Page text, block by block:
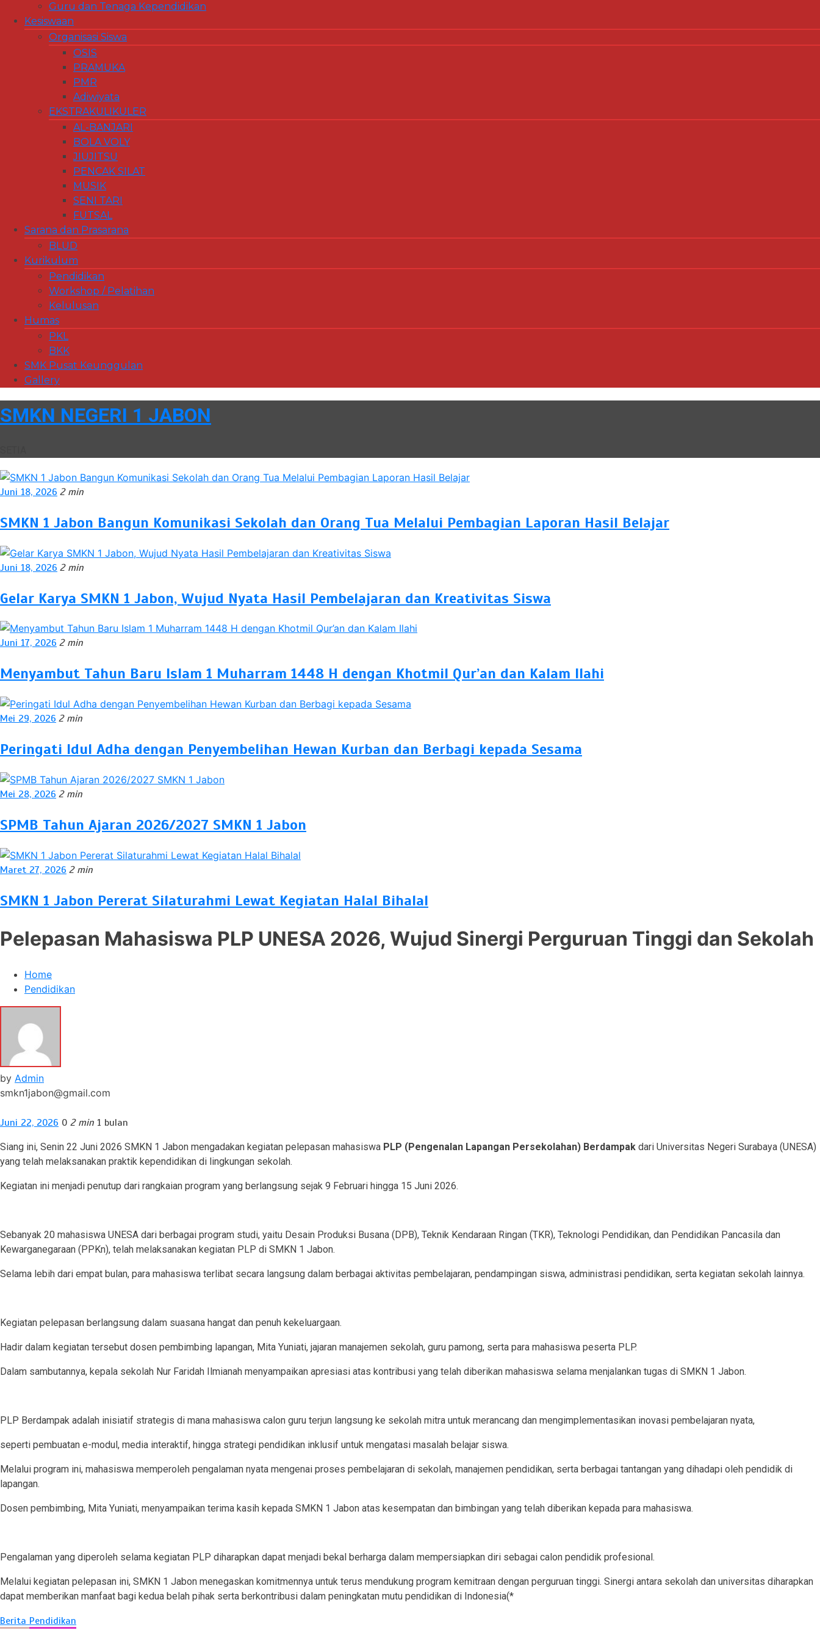
Guru dan Tenaga Kependidikan
Kesiswaan
Organisasi Siswa
OSIS
PRAMUKA
PMR
Adiwiyata
EKSTRAKULIKULER
AL-BANJARI
BOLA VOLY
JIUJITSU
PENCAK SILAT
MUSIK
SENI TARI
FUTSAL
Sarana dan Prasarana
BLUD
Kurikulum
Pendidikan
Workshop / Pelatihan
Kelulusan
Humas
PKL
BKK
SMK Pusat Keunggulan
Gallery
SMKN NEGERI 1 JABON
Juni 18, 2026 2 min
SMKN 1 Jabon Bangun Komunikasi Sekolah dan Orang Tua Melalui Pembagian Laporan Hasil Belajar
Juni 18, 2026 2 min
Gelar Karya SMKN 1 Jabon, Wujud Nyata Hasil Pembelajaran dan Kreativitas Siswa
Juni 17, 2026 2 min
Menyambut Tahun Baru Islam 1 Muharram 1448 H dengan Khotmil Qur’an dan Kalam Ilahi
Mei 29, 2026 2 min
Peringati Idul Adha dengan Penyembelihan Hewan Kurban dan Berbagi kepada Sesama
Mei 28, 2026 2 min
SPMB Tahun Ajaran 2026/2027 SMKN 1 Jabon
Maret 27, 2026 2 min
SMKN 1 Jabon Pererat Silaturahmi Lewat Kegiatan Halal Bihalal
Pelepasan Mahasiswa PLP UNESA 2026, Wujud Sinergi Perguruan Tinggi dan Sekolah
Home
Pendidikan
by Admin
smkn1jabon@gmail.com
Juni 22, 2026 0 2 min 1 bulan
Siang ini, Senin 22 Juni 2026 SMKN 1 Jabon mengadakan kegiatan pelepasan mahasiswa PLP (Pengenalan Lapangan Persekolahan) Berdampak dari Universitas Negeri Surabaya (UNESA)
yang telah melaksanakan praktik kependidikan di lingkungan sekolah.
Kegiatan ini menjadi penutup dari rangkaian program yang berlangsung sejak 9 Februari hingga 15 Juni 2026.
Sebanyak 20 mahasiswa UNESA dari berbagai program studi, yaitu Desain Produksi Busana (DPB), Teknik Kendaraan Ringan (TKR), Teknologi Pendidikan, dan Pendidikan Pancasila dan
Kewarganegaraan (PPKn), telah melaksanakan kegiatan PLP di SMKN 1 Jabon.
Selama lebih dari empat bulan, para mahasiswa terlibat secara langsung dalam berbagai aktivitas pembelajaran, pendampingan siswa, administrasi pendidikan, serta kegiatan sekolah lainnya.
Kegiatan pelepasan berlangsung dalam suasana hangat dan penuh kekeluargaan.
Hadir dalam kegiatan tersebut dosen pembimbing lapangan, Mita Yuniati, jajaran manajemen sekolah, guru pamong, serta para mahasiswa peserta PLP.
Dalam sambutannya, kepala sekolah Nur Faridah Ilmianah menyampaikan apresiasi atas kontribusi yang telah diberikan mahasiswa selama menjalankan tugas di SMKN 1 Jabon.
PLP Berdampak adalah inisiatif strategis di mana mahasiswa calon guru terjun langsung ke sekolah mitra untuk merancang dan mengimplementasikan inovasi pembelajaran nyata,
seperti pembuatan e-modul, media interaktif, hingga strategi pendidikan inklusif untuk mengatasi masalah belajar siswa.
Melalui program ini, mahasiswa memperoleh pengalaman nyata mengenai proses pembelajaran di sekolah, manajemen pendidikan, serta berbagai tantangan yang dihadapi oleh pendidik di
lapangan.
Dosen pembimbing, Mita Yuniati, menyampaikan terima kasih kepada SMKN 1 Jabon atas kesempatan dan bimbingan yang telah diberikan kepada para mahasiswa.
Pengalaman yang diperoleh selama kegiatan PLP diharapkan dapat menjadi bekal berharga dalam mempersiapkan diri sebagai calon pendidik profesional.
Melalui kegiatan pelepasan ini, SMKN 1 Jabon menegaskan komitmennya untuk terus mendukung program kemitraan dengan perguruan tinggi. Sinergi antara sekolah dan universitas diharapkan
dapat memberikan manfaat bagi kedua belah pihak serta berkontribusi dalam peningkatan mutu pendidikan di Indonesia(*
Berita Pendidikan